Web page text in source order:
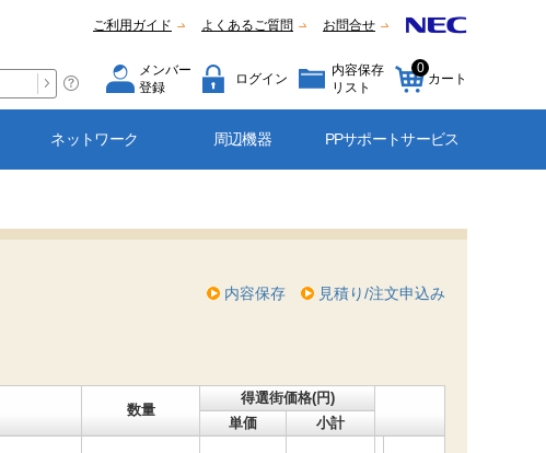
ご利用ガイド よくあるご質問 お問合せ
メンバー
登録
ログイン
内容保存
リスト
0
カート
ネットワーク 周辺機器 PPサポートサービス